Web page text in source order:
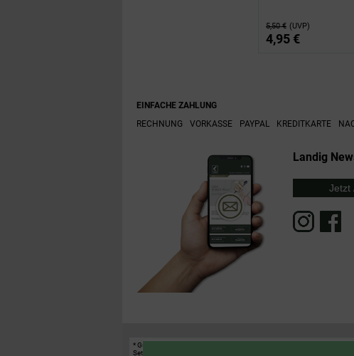
5,50 € (UVP)
4,95 €
EINFACHE ZAHLUNG
RECHNUNG
VORKASSE PAYPAL KREDITKARTE
Landig
Jetzt
* Gültig bis einschließlich 17.08.2026. Keine Barauszahlung möglich.
Sets.